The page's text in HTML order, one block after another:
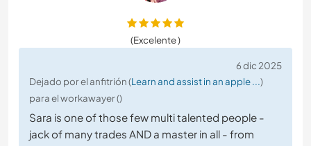
(Excelente )
6 dic 2025
Dejado por el anfitrión (Learn and assist in an apple ...)
para el workawayer ()
Sara is one of those few multi talented people -
jack of many trades AND a master in all - from